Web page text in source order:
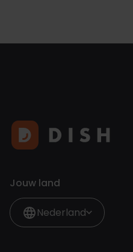
Jouw land
Nederland